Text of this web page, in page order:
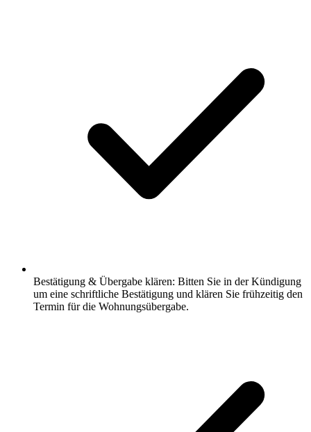
Bestätigung & Übergabe klären: Bitten Sie in der Kündigung
um eine schriftliche Bestätigung und klären Sie frühzeitig den
Termin für die Wohnungsübergabe.